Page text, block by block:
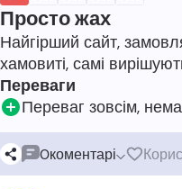
Просто жах
Найгірший сайт,
Переваги
Переваг зовсім,
0коментарі